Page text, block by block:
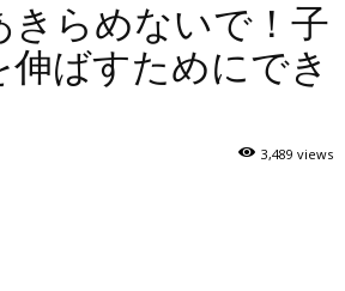
きらめないで！子
ばすためにでき
3,489 views